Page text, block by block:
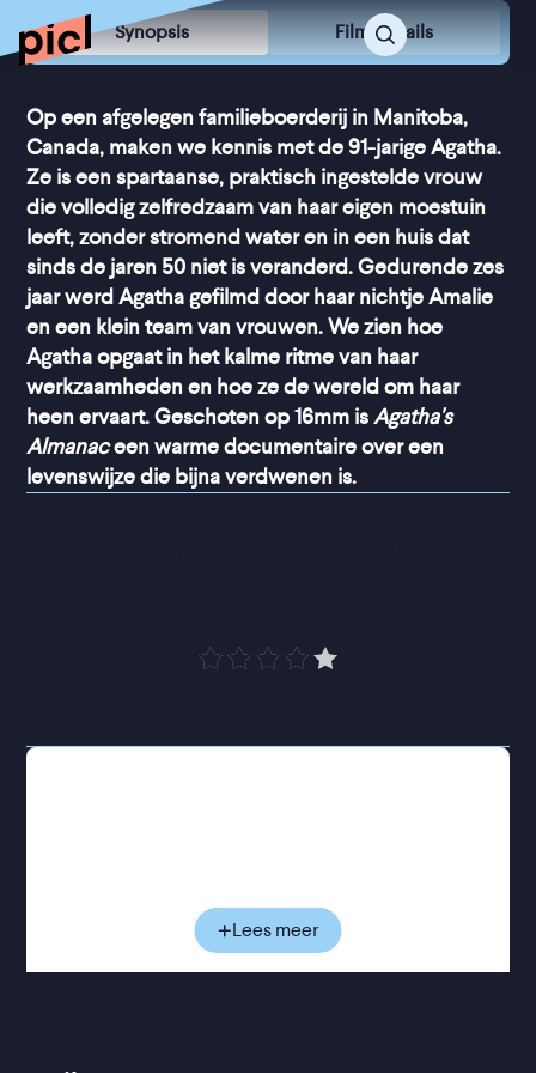
Synopsis Film Details
Op een afgelegen familieboerderij in Manitoba,
Canada, maken we kennis met de 91-jarige Agatha.
Ze is een spartaanse, praktisch ingestelde vrouw
die volledig zelfredzaam van haar eigen moestuin
leeft, zonder stromend water en in een huis dat
sinds de jaren 50 niet is veranderd. Gedurende zes
jaar werd Agatha gefilmd door haar nichtje Amalie
en een klein team van vrouwen. We zien hoe
Agatha opgaat in het kalme ritme van haar
werkzaamheden en hoe ze de wereld om haar
heen ervaart. Geschoten op 16mm isAgatha's
Almanaceen warme documentaire over een
levenswijze die bijna verdwenen is.
Geleidelijk neemt Amalie ons mee in Agatha's bijna
de quilts die ze maakt, haar vindingrijkheid en de
keuzes die haar gevormd hebben. Over hoe
sommige zaden al generaties meegaan en een
Lees meer